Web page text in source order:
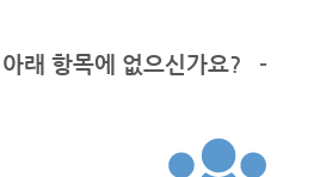
래 항목에 없으신가요? -